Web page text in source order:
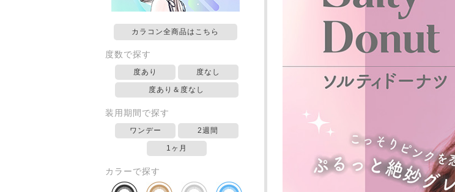
カラコン全商品はこちら
度数で探す
度あり 度なし
度あり＆度なし
装用期間で探す
ワンデー 2週間
1ヶ月
カラーで探す